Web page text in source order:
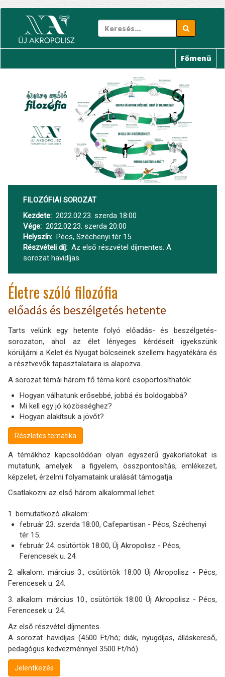
tartalomra
Főmenü
FILOZÓFIAI SOROZAT
Kezdete
2022.02.23. szerda 18:00
Vége
2022.02.23. szerda 20:00
Helyszín
Pécs, Széchenyi tér 15.
Részvételi díj
Az első részvétel díjmentes. A
sorozat havidíjas.
Életre szóló filozófia
előadás és beszélgetés hetente
Tarts velünk egy hetente folyó előadás- és beszélgetés-
sorozaton, ahol az élet lényeges kérdéseit igyekszünk
körüljárni a Kelet és Nyugat bölcseinek szellemi hagyatékára és
a résztvevők tapasztalataira is alapozva.
A sorozat témái három fő téma köré csoportosíthatók:
Hogyan válhatunk erősebbé, jobbá és boldogabbá?
Mi kell egy jó közösséghez?
Hogyan alakítsuk a jövőt?
Részletes tematika
A témákhoz kapcsolódóan olyan egyszerű gyakorlatokat is
mutatunk, amelyek a figyelem, összpontosítás, emlékezet,
képzelet, érzelmi folyamataink uralását támogatja.
Csatlakozni az első három alkalommal lehet:
1. bemutatkozó alkalom:
február 23. szerda 18:00, Cafepartisan - Pécs, Széchenyi
tér 15.
február 24. csütörtök 18:00, Új Akropolisz - Pécs,
Ferencesek u. 24.
2. alkalom: március 3., csütörtök 18:00 Új Akropolisz - Pécs,
Ferencesek u. 24.
3. alkalom: március 10., csütörtök 18:00 Új Akropolisz - Pécs,
Ferencesek u. 24.
Az első részvétel díjmentes.
A sorozat havidíjas (4500 Ft/hó; diák, nyugdíjas, álláskereső,
pedagógus kedvezménnyel 3500 Ft/hó).
Jelentkezés